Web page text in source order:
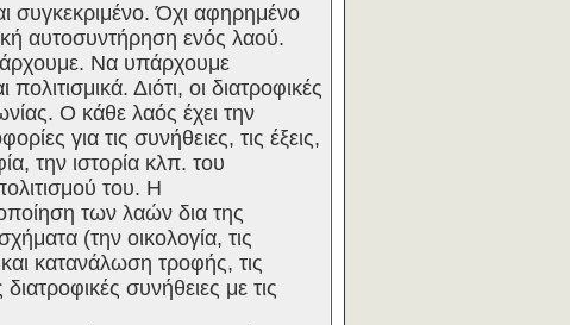
συγκεκριμένο. Όχι αφηρημένο
αυτοσυντήρηση ενός λαού.
Να υπάρχουμε
Διότι, οι διατροφικές
Ο κάθε λαός έχει την
για τις συνήθειες, τις έξεις,
την ιστορία κλπ. του
του. Η
των λαών δια της
(την οικολογία, τις
κατανάλωση τροφής, τις
συνήθειες με τις